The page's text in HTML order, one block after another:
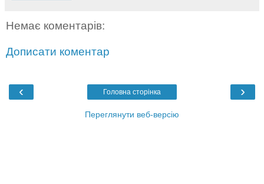
Немає коментарів:
Дописати коментар
‹ ›
Головна сторінка
Переглянути веб-версію